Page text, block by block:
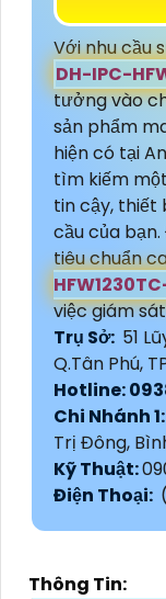
Với nhu cầu
DH-IPC-
tưởng vào
sản phẩm
hiện có tại
tìm kiếm
tin cậy, thiết
cầu của
tiêu chuẩn
việc giám
Trụ Sở: 51
Q.Tân Phú,
Hotline:
Chi Nhánh 1:
Trị Đông,
Kỹ Thuật:
Điện Thoại:
Thông Tin: